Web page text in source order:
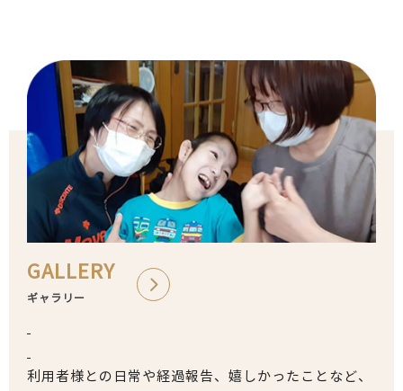
GALLERY
ギャラリー
利用者様との日常や経過報告、嬉しかったことなど、